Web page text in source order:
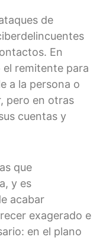
de
En
remitente para
a la persona o
pero en otras
cuentas y
que
y es
acabar
exagerado e
en el plano